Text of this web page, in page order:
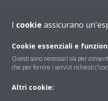
Soluzioni
Contattaci
Periodo di supporto definito
I cookie assicurano
Cookie essenziali e
Questi sono necessari sia per
che per fornire i servizi richiesti
Altri cookie: